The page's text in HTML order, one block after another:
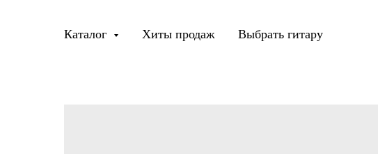
Каталог Хиты продаж Выбрать гитару